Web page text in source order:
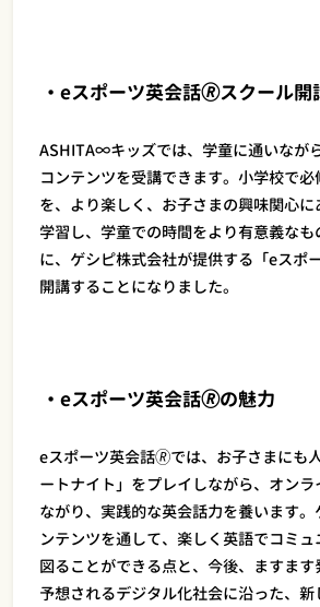
・eスポーツ英会話🄬スクール開
ASHITA∞キッズでは、学童に通いなが
コンテンツを受講できます。小学校で
を、より楽しく、お子さまの興味関心に
学習し、学童での時間をより有意義なも
に、ゲシピ株式会社が提供する「eスポ
開講することになりました。
・eスポーツ英会話🄬の魅力
eスポーツ英会話🄬では、お子さまにも
ートナイト」をプレイしながら、オンラ
ながり、実践的な英会話力を養います。
ンテンツを通して、楽しく英語でコミ
図ることができる点と、今後、ますま
予想されるデジタル化社会に沿った、新